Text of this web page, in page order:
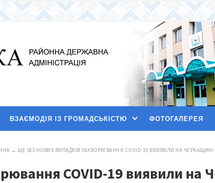
ВЗАЄМОДІЯ ІЗ ГРОМАДСЬКІСТЮ ФОТОГАЛЕРЕЯ
→ ЩЕ 585 НОВИХ ВИПАДКІВ ЗАХВОРЮВАННЯ COVID-19 ВИЯВИЛИ НА ЧЕРКАЩИНІ
COVID-19 виявили на